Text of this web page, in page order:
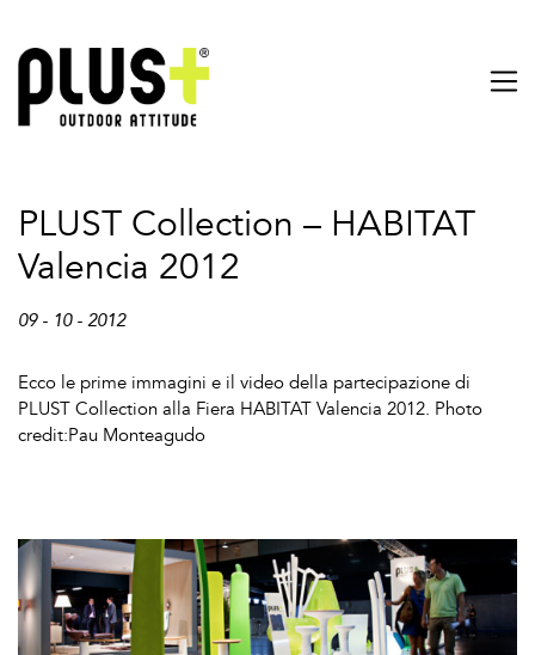
PLUST Collection – HABITAT
Valencia 2012
09 - 10 - 2012
Ecco le prime immagini e il video della partecipazione di
PLUST Collection alla Fiera HABITAT Valencia 2012. Photo
credit:Pau Monteagudo